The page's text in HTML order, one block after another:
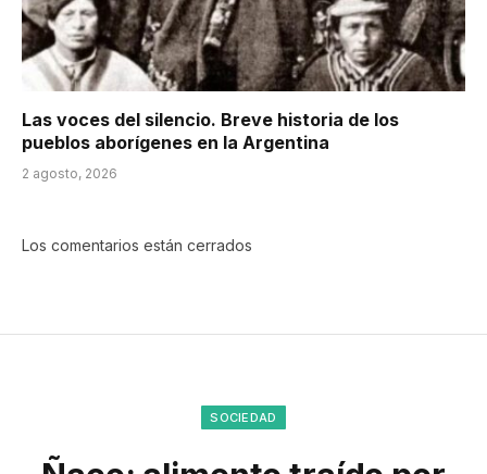
Las voces del silencio. Breve historia de los
pueblos aborígenes en la Argentina
2 agosto, 2026
Los comentarios están cerrados
SOCIEDAD